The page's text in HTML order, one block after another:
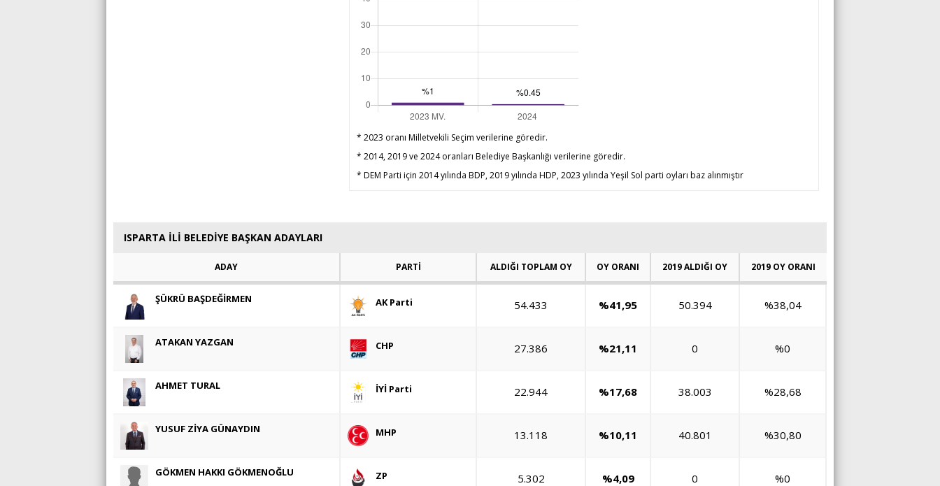
* 2023 oranı Milletvekili Seçim verilerine göredir.
* 2014, 2019 ve 2024 oranları Belediye Başkanlığı verilerine göredir.
* DEM Parti için 2014 yılında BDP, 2019 yılında HDP, 2023 yılında Yeşil Sol parti oyları baz alınmıştır
ISPARTA İLİ BELEDİYE BAŞKAN ADAYLARI
ADAY PARTİ ALDIĞI TOPLAM OY OY ORANI 2019 ALDIĞI OY 2019 OY ORANI
ŞÜKRÜ BAŞDEĞİRMEN AK Parti 54.433 %41,95 50.394 %38,04
ATAKAN YAZGAN CHP 27.386 %21,11 0 %0
AHMET TURAL İYİ Parti 22.944 %17,68 38.003 %28,68
YUSUF ZİYA GÜNAYDIN MHP 13.118 %10,11 40.801 %30,80
GÖKMEN HAKKI GÖKMENOĞLU ZP 5.302 %4,09 0 %0